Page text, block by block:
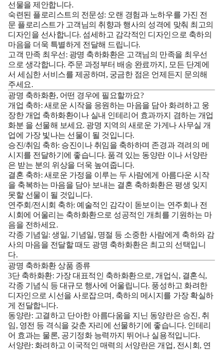
선물을 제안합니다.
숙련된 플로리스트의 전문성: 오랜 경험과 노하우를 가진 전
문 플로리스트가 고객님의 취향과 행사의 성격에 맞춰 최고의
디자인을 선사합니다. 섬세하고 감각적인 디자인으로 축하의
마음을 더욱 특별하게 전달해 드립니다.
고객 만족 최우선: 광명 축하화환은 고객님의 만족을 최우선
으로 생각합니다. 주문 과정부터 배송 완료까지, 모든 단계에
서 세심한 서비스를 제공하며, 궁금한 점은 언제든지 문의해
주세요.
광명 축하화환, 어떤 경우에 필요할까요?
개업 축하: 새로운 시작을 응원하는 마음을 담아 화려하고 웅
장한 개업 축하화환이나 실내 인테리어 효과까지 겸하는 개업
화분 을 선물해 보세요. 광명 지역의 새로운 가게나 사무실 개
업에 가장 빛나는 선물이 될 것입니다.
승진/취임 축하: 승진이나 취임을 축하하며 존경과 격려의 메
시지를 전달하기에 좋습니다. 품격 있는 동양란 이나서양란
은 받는 분의 위상을 더욱 높여줍니다.
결혼 축하: 새로운 가정을 이루는 두 사람에게 아름다운 시작
을 축복하는 마음을 담아 보내는 결혼 축하화환은 평생 잊지
못할 선물이 될 것입니다.
연주회/전시회 축하: 예술적인 감각이 돋보이는 연주회나 전
시회에 어울리는 축하화환으로 성공적인 개최를 기원하는 마
음을 전하세요.
각종 기념일:생일, 기념일, 명절 등 소중한 사람에게 축하와 감
사의 마음을 전달할 때도 광명 축하화환은 최고의 선택입니
다.
광명 축하화환 상품 종류
3단 축하화환: 가장 대표적인 축하화환으로, 개업식, 결혼식,
각종 기념식 등 대규모 행사에 어울립니다. 풍성하고 화려한
디자인으로 시선을 사로잡으며, 축하의 메시지를 가장 확실하
게 전달합니다.
동양란: 고결하고 단아한 아름다움을 지닌 동양란은 승진, 취
임, 영전 등 격식을 갖춘 자리에 선물하기에 좋습니다. 인테리
어 효과는 물론, 공기정화 능력까지 뛰어나 실용적입니다.
서양란: 화려하고 이국적인 매력의 서양란은 개업, 전시회, 연